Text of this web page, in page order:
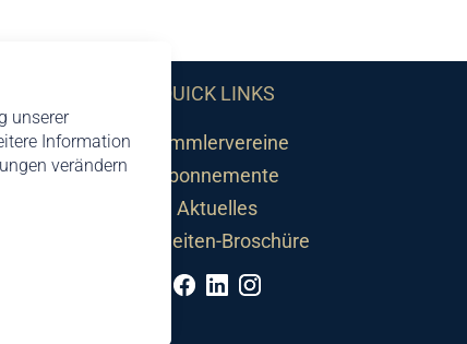
unserer
Information
verändern
QUICK LINKS
Sammlervereine
Abonnemente
Aktuelles
Neuheiten-Broschüre